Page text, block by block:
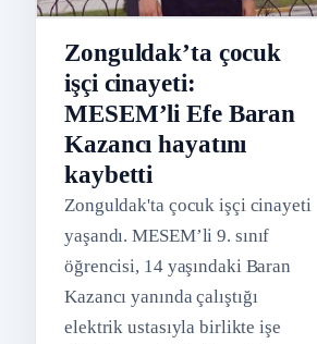
Zonguldak’ta çocuk
işçi cinayeti:
MESEM’li Efe Baran
Kazancı hayatını
kaybetti
Zonguldak'ta çocuk işçi cinayeti
yaşandı. MESEM’li 9. sınıf
öğrencisi, 14 yaşındaki Baran
Kazancı yanında çalıştığı
elektrik ustasıyla birlikte işe